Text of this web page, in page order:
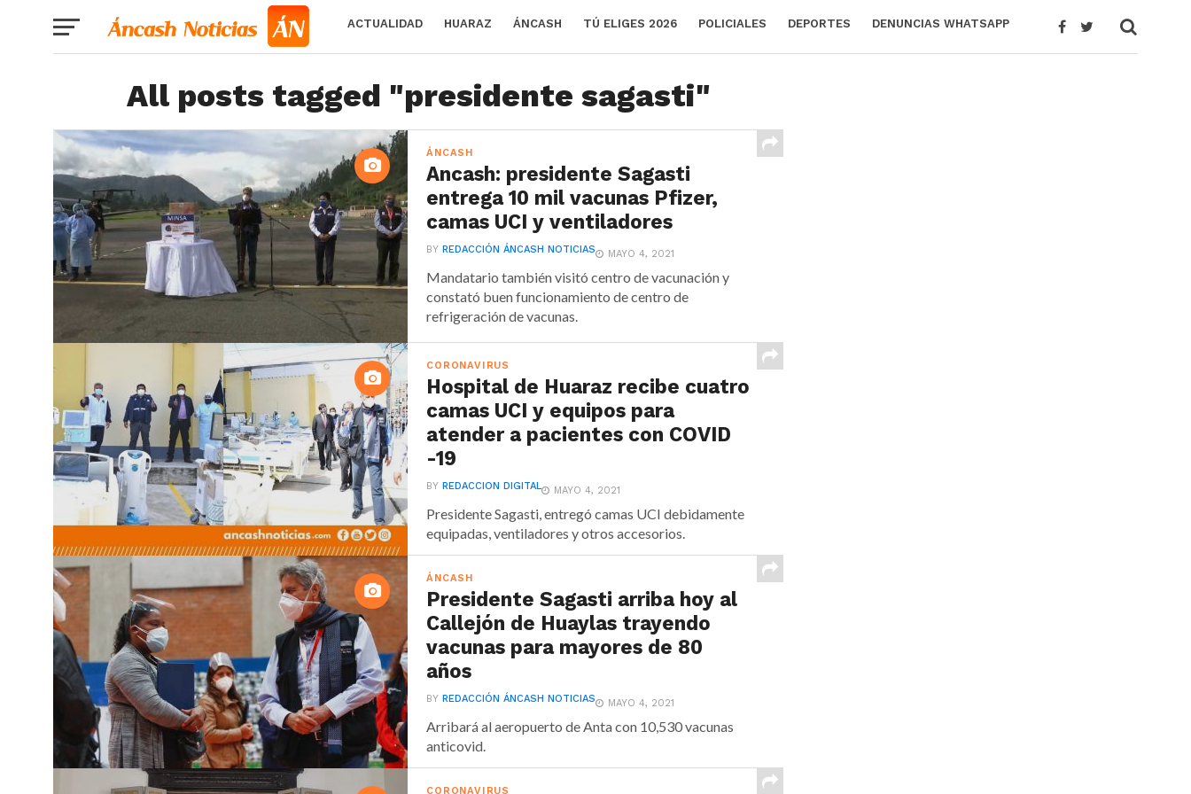
ACTUALIDAD HUARAZ ÁNCASH TÚ ELIGES 2026 POLICIALES DEPORTES DENUNCIAS WHATSAPP
All posts tagged "presidente sagasti"
ÁNCASH
Ancash: presidente Sagasti
entrega 10 mil vacunas Pfizer,
camas UCI y ventiladores
BYREDACCIÓN ÁNCASH NOTICIAS MAYO 4, 2021
Mandatario también visitó centro de vacunación y
constató buen funcionamiento de centro de
refrigeración de vacunas.
CORONAVIRUS
Hospital de Huaraz recibe cuatro
camas UCI y equipos para
atender a pacientes con COVID
-19
BYREDACCION DIGITAL MAYO 4, 2021
Presidente Sagasti, entregó camas UCI debidamente
equipadas, ventiladores y otros accesorios.
ÁNCASH
Presidente Sagasti arriba hoy al
Callejón de Huaylas trayendo
vacunas para mayores de 80
años
BYREDACCIÓN ÁNCASH NOTICIAS MAYO 4, 2021
Arribará al aeropuerto de Anta con 10,530 vacunas
anticovid.
CORONAVIRUS